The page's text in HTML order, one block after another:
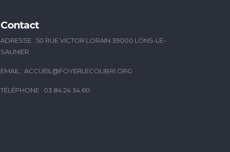
Contact
ADRESSE : 50 RUE VICTOR LORAIN 39000 LONS-LE-
SAUNIER
EMAIL : ACCUEIL@FOYERLECOLIBRI.ORG
TÉLÉPHONE : 03.84.24.34.60